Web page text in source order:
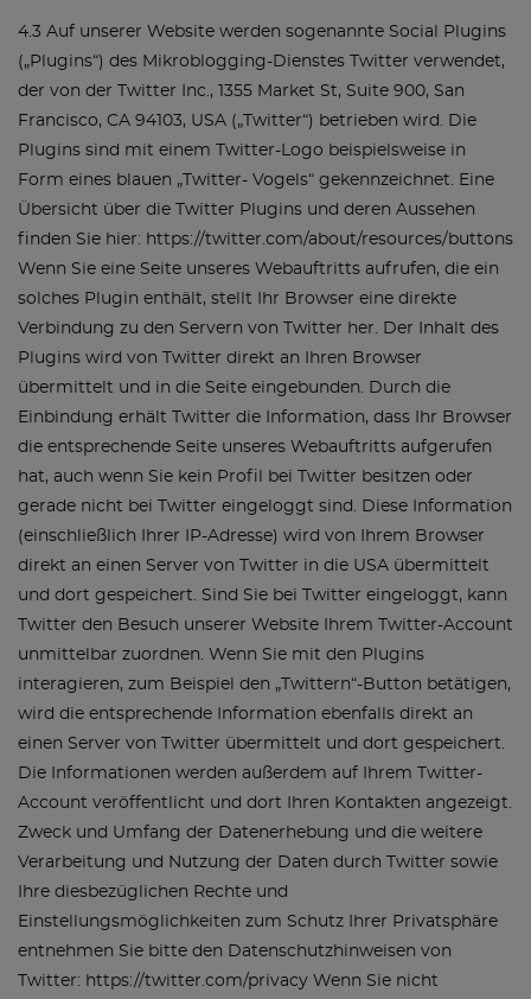
4.3 Auf unserer Website werden sogenannte Social Plugins
(„Plugins“) des Mikroblogging-Dienstes Twitter verwendet,
der von der Twitter Inc., 1355 Market St, Suite 900, San
Francisco, CA 94103, USA („Twitter“) betrieben wird. Die
Plugins sind mit einem Twitter-Logo beispielsweise in
Form eines blauen „Twitter- Vogels“ gekennzeichnet. Eine
Übersicht über die Twitter Plugins und deren Aussehen
finden Sie hier: https://twitter.com/about/resources/buttons
Wenn Sie eine Seite unseres Webauftritts aufrufen, die ein
solches Plugin enthält, stellt Ihr Browser eine direkte
Verbindung zu den Servern von Twitter her. Der Inhalt des
Plugins wird von Twitter direkt an Ihren Browser
übermittelt und in die Seite eingebunden. Durch die
Einbindung erhält Twitter die Information, dass Ihr Browser
die entsprechende Seite unseres Webauftritts aufgerufen
hat, auch wenn Sie kein Profil bei Twitter besitzen oder
gerade nicht bei Twitter eingeloggt sind. Diese Information
(einschließlich Ihrer IP-Adresse) wird von Ihrem Browser
direkt an einen Server von Twitter in die USA übermittelt
und dort gespeichert. Sind Sie bei Twitter eingeloggt, kann
Twitter den Besuch unserer Website Ihrem Twitter-Account
unmittelbar zuordnen. Wenn Sie mit den Plugins
interagieren, zum Beispiel den „Twittern“-Button betätigen,
wird die entsprechende Information ebenfalls direkt an
einen Server von Twitter übermittelt und dort gespeichert.
Die Informationen werden außerdem auf Ihrem Twitter-
Account veröffentlicht und dort Ihren Kontakten angezeigt.
Zweck und Umfang der Datenerhebung und die weitere
Verarbeitung und Nutzung der Daten durch Twitter sowie
Ihre diesbezüglichen Rechte und
Einstellungsmöglichkeiten zum Schutz Ihrer Privatsphäre
entnehmen Sie bitte den Datenschutzhinweisen von
Twitter: https://twitter.com/privacy Wenn Sie nicht